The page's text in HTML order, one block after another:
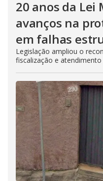
20 anos da Lei
avanços na
em falhas
Legislação ampliou o
fiscalização e